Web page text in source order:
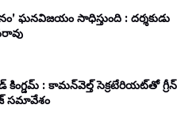
ఘనవిజయం సాధిస్తుంది : దర్శకుడు
: కామన్‌వెల్త్ సెక్రటేరియట్‌తో గ్రీన్
సమావేశం